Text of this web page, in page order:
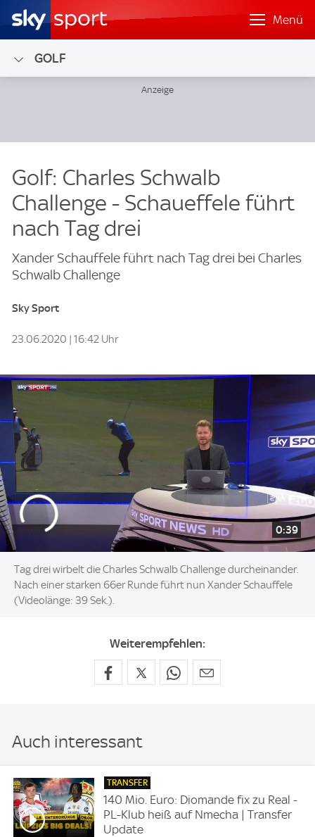
Menü
GOLF
Golf: Charles Schwalb
Challenge - Schaueffele führt
nach Tag drei
Xander Schauffele führt nach Tag drei bei Charles
Schwalb Challenge
Sky Sport
23.06.2020 | 16:42 Uhr
0:39
Tag drei wirbelt die Charles Schwalb Challenge durcheinander.
Nach einer starken 66er Runde führt nun Xander Schauffele
(Videolänge: 39 Sek.).
Weiterempfehlen:
Auch interessant
TRANSFER
140 Mio. Euro: Diomande fix zu Real -
PL-Klub heiß auf Nmecha | Transfer
Update